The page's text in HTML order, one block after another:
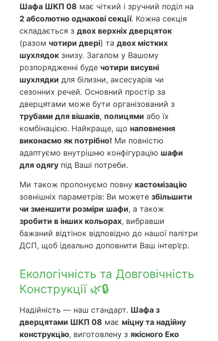
Шафа ШКП 08 має чіткий і зручний поділ на
2 абсолютно однакові секції. Кожна секція
складається з двох верхніх дверцяток
(разом чотири двері) та двох містких
шухлядок знизу. Загалом у Вашому
розпорядженні буде чотири висувні
шухлядки для білизни, аксесуарів чи
сезонних речей. Основний простір за
дверцятами може бути організований з
трубами для вішаків, полицями або їх
комбінацією. Найкраще, що наповнення
виконаємо як потрібно! Ми повністю
адаптуємо внутрішню конфігурацію шафи
для одягу під Ваші потреби.
Ми також пропонуємо повну кастомізацію
зовнішніх параметрів: Ви можете збільшити
чи зменшити розміри шафи, а також
зробити в інших кольорах, вибравши
бажаний відтінок відповідно до нашої палітри
ДСП, щоб ідеально доповнити Ваш інтер’єр.
Екологічність та Довговічність
Конструкції 🌿🔒
Надійність — наш стандарт. Шафа з
дверцятами ШКП 08 має міцну та надійну
конструкцію, виготовлену з якісного Еко